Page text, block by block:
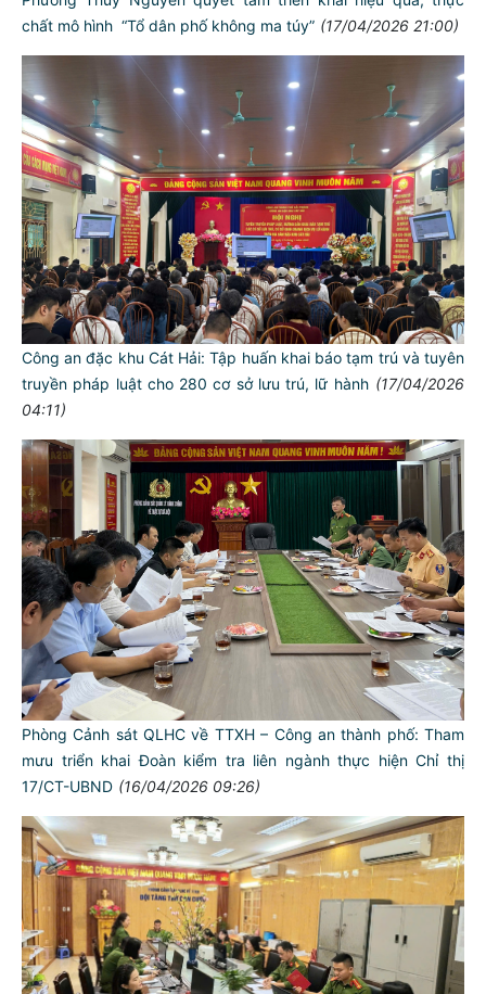
chất mô hình “Tổ dân phố không ma túy” (17/04/2026 21:00)
Công an đặc khu Cát Hải: Tập huấn khai báo tạm trú và tuyên
truyền pháp luật cho 280 cơ sở lưu trú, lữ hành (17/04/2026
04:11)
Phòng Cảnh sát QLHC về TTXH – Công an thành phố: Tham
mưu triển khai Đoàn kiểm tra liên ngành thực hiện Chỉ thị
17/CT-UBND (16/04/2026 09:26)